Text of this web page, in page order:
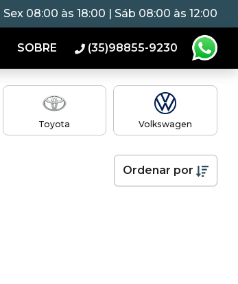
Sex 08:00 às 18:00 | Sáb 08:00 às 12:00
SOBRE (35)98855-9230
Toyota Volkswagen
Ordenar por